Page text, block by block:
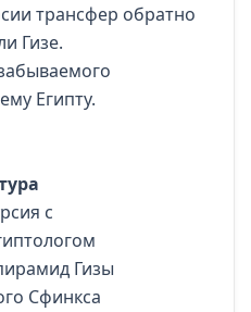
трансфер обратно
Гизе.
Египту.
с
Гизы
Сфинкса